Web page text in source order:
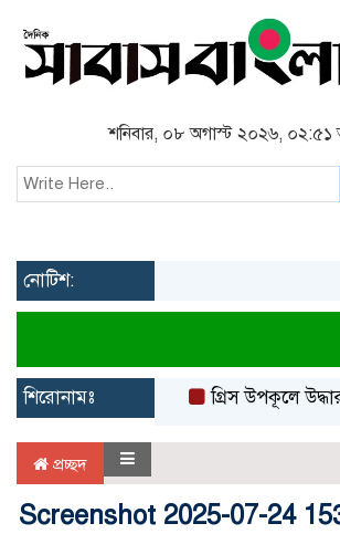
শনিবার, ০৮ অগাস্ট ২০২৬, ০২:৫১
নোটিশ:
শিরোনামঃ গ্রিস উপকূলে
প্রচ্ছদ
Screenshot 2025-07-24